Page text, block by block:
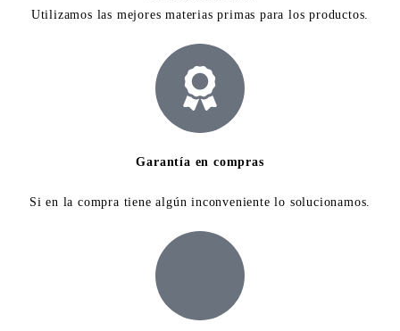
Utilizamos las mejores materias primas para los productos.
Garantía en compras
Si en la compra tiene algún inconveniente lo solucionamos.